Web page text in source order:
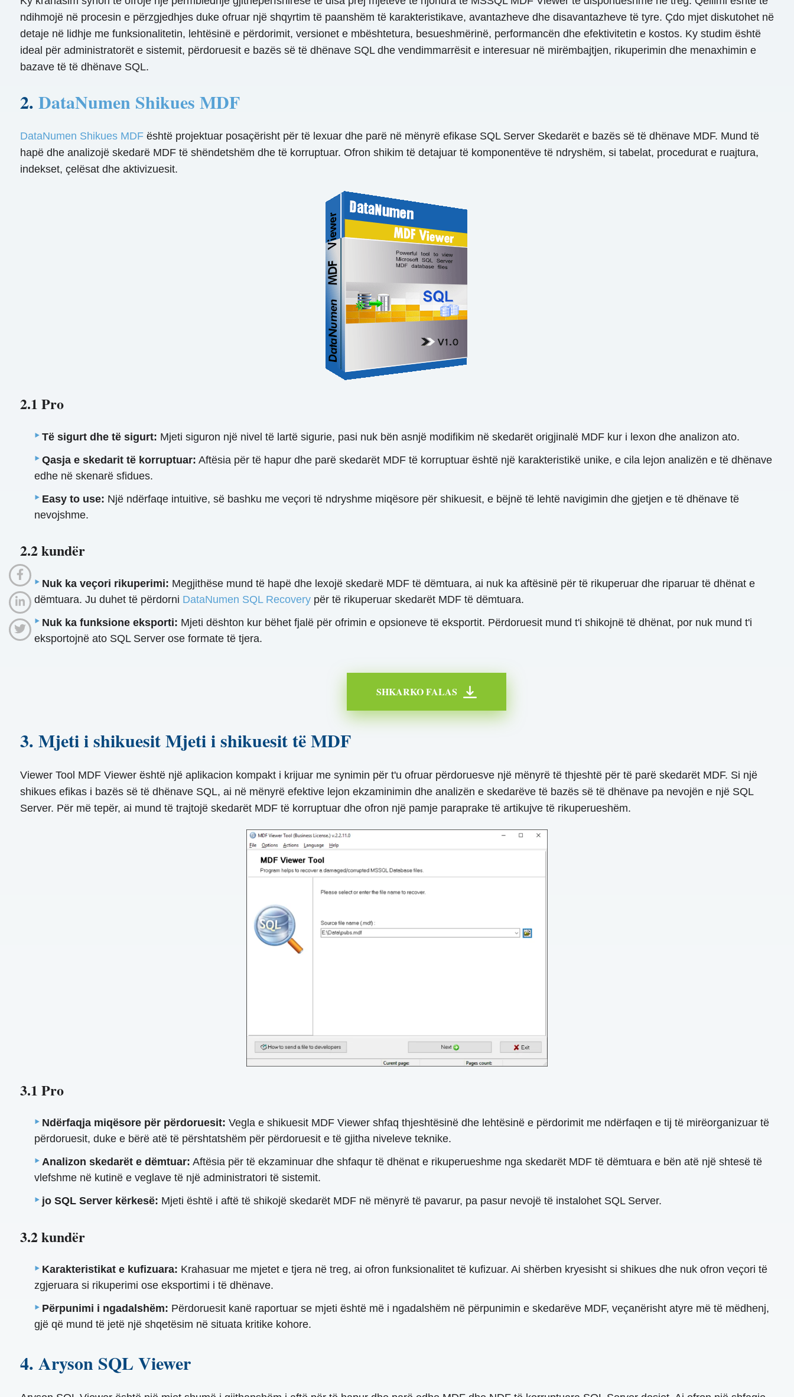
ndihmojë në procesin e përzgjedhjes duke ofruar një shqyrtim të paanshëm të karakteristikave, avantazheve dhe disavantazheve të tyre. Çdo mjet diskutohet në
detaje në lidhje me funksionalitetin, lehtësinë e përdorimit, versionet e mbështetura, besueshmërinë, performancën dhe efektivitetin e kostos. Ky studim është
ideal për administratorët e sistemit, përdoruesit e bazës së të dhënave SQL dhe vendimmarrësit e interesuar në mirëmbajtjen, rikuperimin dhe menaxhimin e
bazave të të dhënave SQL.
2. DataNumen Shikues MDF
DataNumen Shikues MDFështë projektuar posaçërisht për të lexuar dhe parë në mënyrë efikase SQL Server Skedarët e bazës së të dhënave MDF. Mund të
hapë dhe analizojë skedarë MDF të shëndetshëm dhe të korruptuar. Ofron shikim të detajuar të komponentëve të ndryshëm, si tabelat, procedurat e ruajtura,
indekset, çelësat dhe aktivizuesit.
2.1 Pro
Të sigurt dhe të sigurt: Mjeti siguron një nivel të lartë sigurie, pasi nuk bën asnjë modifikim në skedarët origjinalë MDF kur i lexon dhe analizon ato.
Qasja e skedarit të korruptuar: Aftësia për të hapur dhe parë skedarët MDF të korruptuar është një karakteristikë unike, e cila lejon analizën e të dhënave
edhe në skenarë sfidues.
Easy to use: Një ndërfaqe intuitive, së bashku me veçori të ndryshme miqësore për shikuesit, e bëjnë të lehtë navigimin dhe gjetjen e të dhënave të
nevojshme.
2.2 kundër
Nuk ka veçori rikuperimi: Megjithëse mund të hapë dhe lexojë skedarë MDF të dëmtuara, ai nuk ka aftësinë për të rikuperuar dhe riparuar të dhënat e
dëmtuara. Ju duhet të përdorni DataNumen SQL Recovery për të rikuperuar skedarët MDF të dëmtuara.
Nuk ka funksione eksporti: Mjeti dështon kur bëhet fjalë për ofrimin e opsioneve të eksportit. Përdoruesit mund t'i shikojnë të dhënat, por nuk mund t'i
eksportojnë ato SQL Server ose formate të tjera.
SHKARKO FALAS
3. Mjeti i shikuesit Mjeti i shikuesit të MDF
Viewer Tool MDF Viewer është një aplikacion kompakt i krijuar me synimin për t'u ofruar përdoruesve një mënyrë të thjeshtë për të parë skedarët MDF. Si një
shikues efikas i bazës së të dhënave SQL, ai në mënyrë efektive lejon ekzaminimin dhe analizën e skedarëve të bazës së të dhënave pa nevojën e një SQL
Server. Për më tepër, ai mund të trajtojë skedarët MDF të korruptuar dhe ofron një pamje paraprake të artikujve të rikuperueshëm.
3.1 Pro
Ndërfaqja miqësore për përdoruesit: Vegla e shikuesit MDF Viewer shfaq thjeshtësinë dhe lehtësinë e përdorimit me ndërfaqen e tij të mirëorganizuar të
përdoruesit, duke e bërë atë të përshtatshëm për përdoruesit e të gjitha niveleve teknike.
Analizon skedarët e dëmtuar: Aftësia për të ekzaminuar dhe shfaqur të dhënat e rikuperueshme nga skedarët MDF të dëmtuara e bën atë një shtesë të
vlefshme në kutinë e veglave të një administratori të sistemit.
jo SQL Server kërkesë: Mjeti është i aftë të shikojë skedarët MDF në mënyrë të pavarur, pa pasur nevojë të instalohet SQL Server.
3.2 kundër
Karakteristikat e kufizuara: Krahasuar me mjetet e tjera në treg, ai ofron funksionalitet të kufizuar. Ai shërben kryesisht si shikues dhe nuk ofron veçori të
zgjeruara si rikuperimi ose eksportimi i të dhënave.
Përpunimi i ngadalshëm: Përdoruesit kanë raportuar se mjeti është më i ngadalshëm në përpunimin e skedarëve MDF, veçanërisht atyre më të mëdhenj,
gjë që mund të jetë një shqetësim në situata kritike kohore.
4. Aryson SQL Viewer